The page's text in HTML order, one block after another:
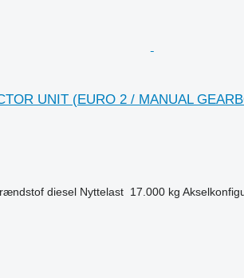
UNIT (EURO 2 / MANUAL
diesel Nyttelast 17.000 kg